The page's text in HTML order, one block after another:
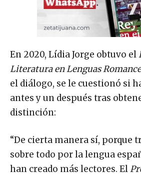
En 2020, Lídia Jorge obtuvo el
Literatura en Lenguas
el diálogo, se le cuestionó si
antes y un después tras
distinción:
“De cierta manera sí, porque
sobre todo por la lengua
han creado más lectores. El